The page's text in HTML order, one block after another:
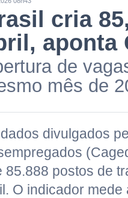
cria
aponta
de
mês de
divulgados
85.888 postos de
O indicador